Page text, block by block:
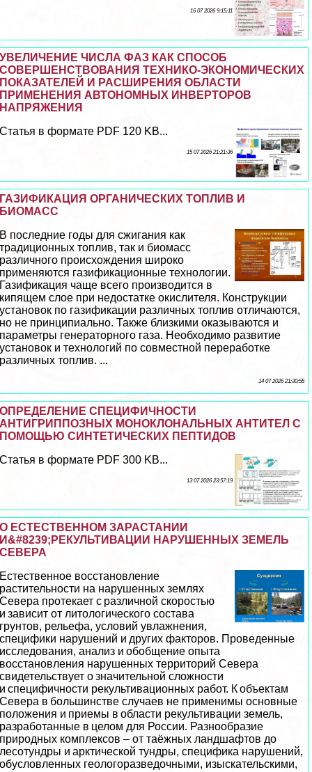
16 07 2026 9:15:11
УВЕЛИЧЕНИЕ ЧИСЛА ФАЗ КАК СПОСОБ
СОВЕРШЕНСТВОВАНИЯ ТЕХНИКО-ЭКОНОМИЧЕСКИХ
ПОКАЗАТЕЛЕЙ И РАСШИРЕНИЯ ОБЛАСТИ
ПРИМЕНЕНИЯ АВТОНОМНЫХ ИНВЕРТОРОВ
НАПРЯЖЕНИЯ
Статья в формате PDF 120 KB...
15 07 2026 21:21:36
ГАЗИФИКАЦИЯ ОРГАНИЧЕСКИХ ТОПЛИВ И
БИОМАСС
В последние годы для сжигания как
традиционных топлив, так и биомасс
различного происхождения широко
применяются газификационные технологии.
Газификация чаще всего производится в
кипящем слое при недостатке окислителя. Конструкции
установок по газификации различных топлив отличаются,
но не принципиально. Также близкими оказываются и
параметры генераторного газа. Необходимо развитие
установок и технологий по совместной переработке
различных топлив. ...
14 07 2026 21:30:55
ОПРЕДЕЛЕНИЕ СПЕЦИФИЧНОСТИ
АНТИГРИППОЗНЫХ МОНОКЛОНАЛЬНЫХ АНТИТЕЛ С
ПОМОЩЬЮ СИНТЕТИЧЕСКИХ ПЕПТИДОВ
Статья в формате PDF 300 KB...
13 07 2026 23:57:19
О ЕСТЕСТВЕННОМ ЗАРАСТАНИИ
И&#8239;РЕКУЛЬТИВАЦИИ НАРУШЕННЫХ ЗЕМЕЛЬ
СЕВЕРА
Естественное восстановление
растительности на нарушенных землях
Севера протекает с различной скоростью
и зависит от литологического состава
грунтов, рельефа, условий увлажнения,
специфики нарушений и других факторов. Проведенные
исследования, анализ и обобщение опыта
восстановления нарушенных территорий Севера
свидетельствует о значительной сложности
и специфичности рекультивационных работ. К объектам
Севера в большинстве случаев не применимы основные
положения и приемы в области рекультивации земель,
разработанные в целом для России. Разнообразие
природных комплексов – от таёжных ландшафтов до
лесотундры и арктической тундры, специфика нарушений,
обусловленных геологоразведочными, изыскательскими,